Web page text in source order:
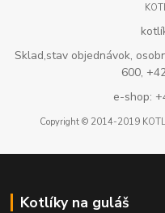
Sklad,stav objednávok,
600,
e-shop:
Copyright © 2014-2019
Kotlíky na guláš